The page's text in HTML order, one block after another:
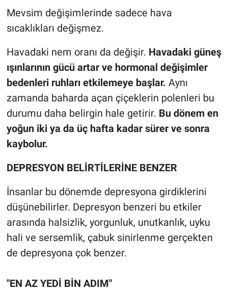
Mevsim değişimlerinde sadece hava
sıcaklıkları değişmez.
Havadaki nem oranı da değişir. Havadaki güneş
ışınlarının gücü artar ve hormonal değişimler
bedenleri ruhları etkilemeye başlar. Aynı
zamanda baharda açan çiçeklerin polenleri bu
durumu daha belirgin hale getirir. Bu dönem en
yoğun iki ya da üç hafta kadar sürer ve sonra
kaybolur.
DEPRESYON BELİRTİLERİNE BENZER
İnsanlar bu dönemde depresyona girdiklerini
düşünebilirler. Depresyon benzeri bu etkiler
arasında halsizlik, yorgunluk, unutkanlık, uyku
hali ve sersemlik, çabuk sinirlenme gerçekten
de depresyona çok benzer.
"EN AZ YEDİ BİN ADIM"